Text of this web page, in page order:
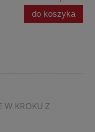
do koszyka
W KROKU Z